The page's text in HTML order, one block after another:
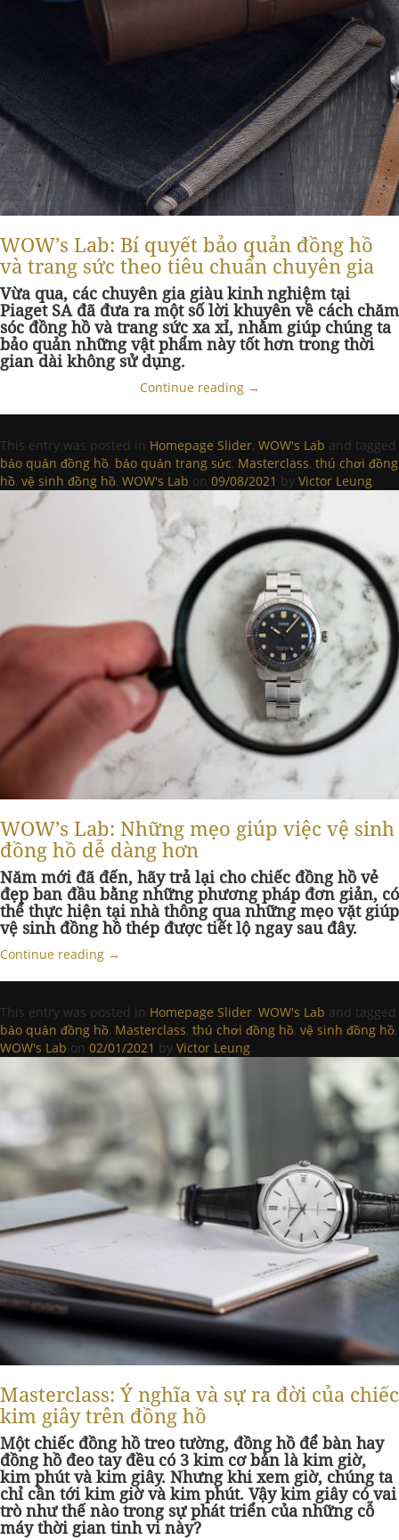
WOW’s Lab: Bí quyết bảo quản đồng hồ
và trang sức theo tiêu chuẩn chuyên gia
Vừa qua, các chuyên gia giàu kinh nghiệm tại
Piaget SA đã đưa ra một số lời khuyên về cách chăm
sóc đồng hồ và trang sức xa xỉ, nhằm giúp chúng ta
bảo quản những vật phẩm này tốt hơn trong thời
gian dài không sử dụng.
Continue reading →
This entry was posted in Homepage Slider, WOW's Lab and tagged
bảo quản đồng hồ, bảo quản trang sức, Masterclass, thú chơi đồng
hồ, vệ sinh đồng hồ, WOW's Lab on 09/08/2021 by Victor Leung.
WOW’s Lab: Những mẹo giúp việc vệ sinh
đồng hồ dễ dàng hơn
Năm mới đã đến, hãy trả lại cho chiếc đồng hồ vẻ
đẹp ban đầu bằng những phương pháp đơn giản, có
thể thực hiện tại nhà thông qua những mẹo vặt giúp
vệ sinh đồng hồ thép được tiết lộ ngay sau đây.
Continue reading →
This entry was posted in Homepage Slider, WOW's Lab and tagged
bảo quản đồng hồ, Masterclass, thú chơi đồng hồ, vệ sinh đồng hồ,
WOW's Lab on 02/01/2021 by Victor Leung.
Masterclass: Ý nghĩa và sự ra đời của chiếc
kim giây trên đồng hồ
Một chiếc đồng hồ treo tường, đồng hồ để bàn hay
đồng hồ đeo tay đều có 3 kim cơ bản là kim giờ,
kim phút và kim giây. Nhưng khi xem giờ, chúng ta
chỉ cần tới kim giờ và kim phút. Vậy kim giây có vai
trò như thế nào trong sự phát triển của những cỗ
máy thời gian tinh vi này?